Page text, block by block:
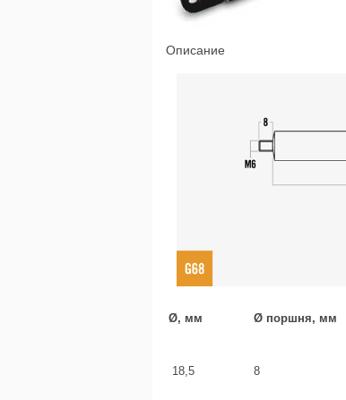
Описание
Ø, мм Ø поршня, мм
18,5 8